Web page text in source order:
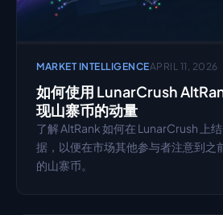
MARKET INTELLIGENCEAPRIL 11, 2026
如何使用 LunarCrush
现山寨币的动量
了解 AltRank 如何在 LunarCrush 上
据，以便在市场其他参与者注意到之
的山寨币。